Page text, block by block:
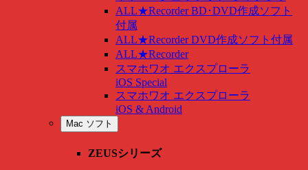
ALL★Recorder BD･DVD作成ソフト
付属
ALL★Recorder DVD作成ソフト付属
ALL★Recorder
スマホワオ エクスプローラ
iOS Special
スマホワオ エクスプローラ
iOS & Android
Mac ソフト
ZEUSシリーズ